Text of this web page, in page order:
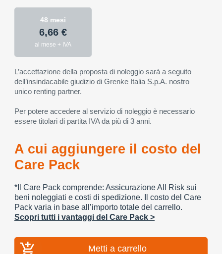
48 mesi
6,66 €
al mese + IVA
L’accettazione della proposta di noleggio sarà a seguito
dell’insindacabile giudizio di Grenke Italia S.p.A. nostro
unico renting partner.
Per potere accedere al servizio di noleggio è necessario
essere titolari di partita IVA da più di 3 anni.
A cui aggiungere il costo del
Care Pack
*Il Care Pack comprende: Assicurazione All Risk sui
beni noleggiati e costi di spedizione. Il costo del Care
Pack varia in base all’importo totale del carrello.
Scopri tutti i vantaggi del Care Pack >
Metti a carrello